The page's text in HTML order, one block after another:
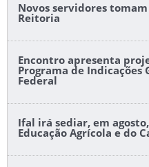
Novos servidores
Reitoria
Encontro apresenta
Programa de Indicações
Federal
Ifal irá sediar, em
Educação Agrícola e do